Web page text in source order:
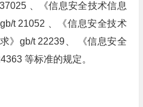
、《信息安全技术信息
t 21052 、《信息安全技术
》gb/t 22239、 《信息安全
等标准的规定。